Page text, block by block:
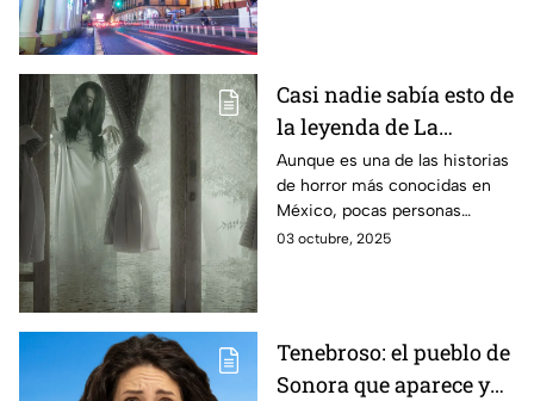
Casi nadie sabía esto de
la leyenda de La
Llorona: así se
llamaban sus hijos y
este es el lugar donde
los ahogó
Aunque es una de las historias
de horror más conocidas en
México, pocas personas
conocen los escalofriantes
03 octubre, 2025
Tenebroso: el pueblo de
Sonora que aparece y